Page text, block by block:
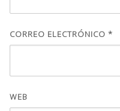
CORREO ELECTRÓNICO *
WEB